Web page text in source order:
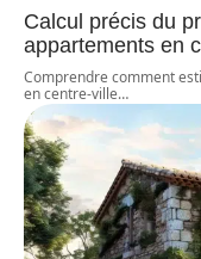
Calcul précis du
appartements en
Comprendre comment
en centre-ville…